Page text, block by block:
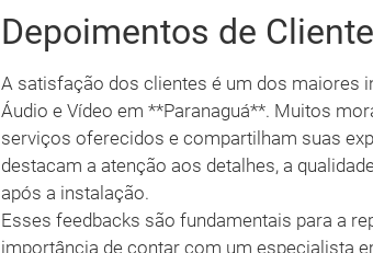
Depoimentos de
A satisfação dos clientes é um dos maiores
Áudio e Vídeo em **Paranaguá**. Muitos
serviços oferecidos e compartilham suas
destacam a atenção aos detalhes, a
após a instalação.
Esses feedbacks são fundamentais para a
importância de contar com um especialista